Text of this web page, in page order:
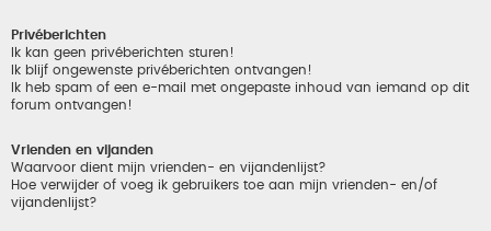
Privéberichten
Ik kan geen privéberichten sturen!
Ik blijf ongewenste privéberichten ontvangen!
Ik heb spam of een e-mail met ongepaste inhoud van iemand op dit
forum ontvangen!
Vrienden en vijanden
Waarvoor dient mijn vrienden- en vijandenlijst?
Hoe verwijder of voeg ik gebruikers toe aan mijn vrienden- en/of
vijandenlijst?